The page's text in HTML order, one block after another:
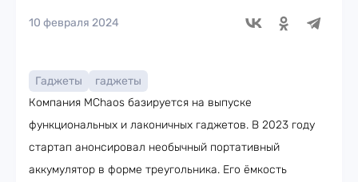
10 февраля 2024
Гаджеты
гаджеты
Компания MChaos базируется на выпуске
функциональных и лаконичных гаджетов. В 2023 году
стартап анонсировал необычный портативный
аккумулятор в форме треугольника. Его ёмкость